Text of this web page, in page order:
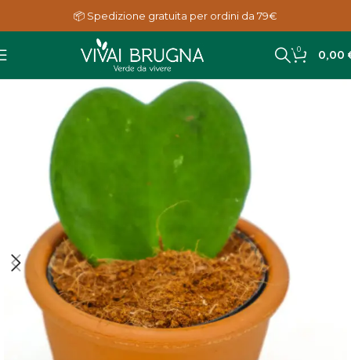
📦 Spedizione gratuita per ordini da 79€
0 0,00